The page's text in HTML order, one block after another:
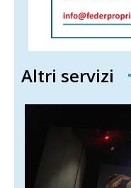
Altri servizi